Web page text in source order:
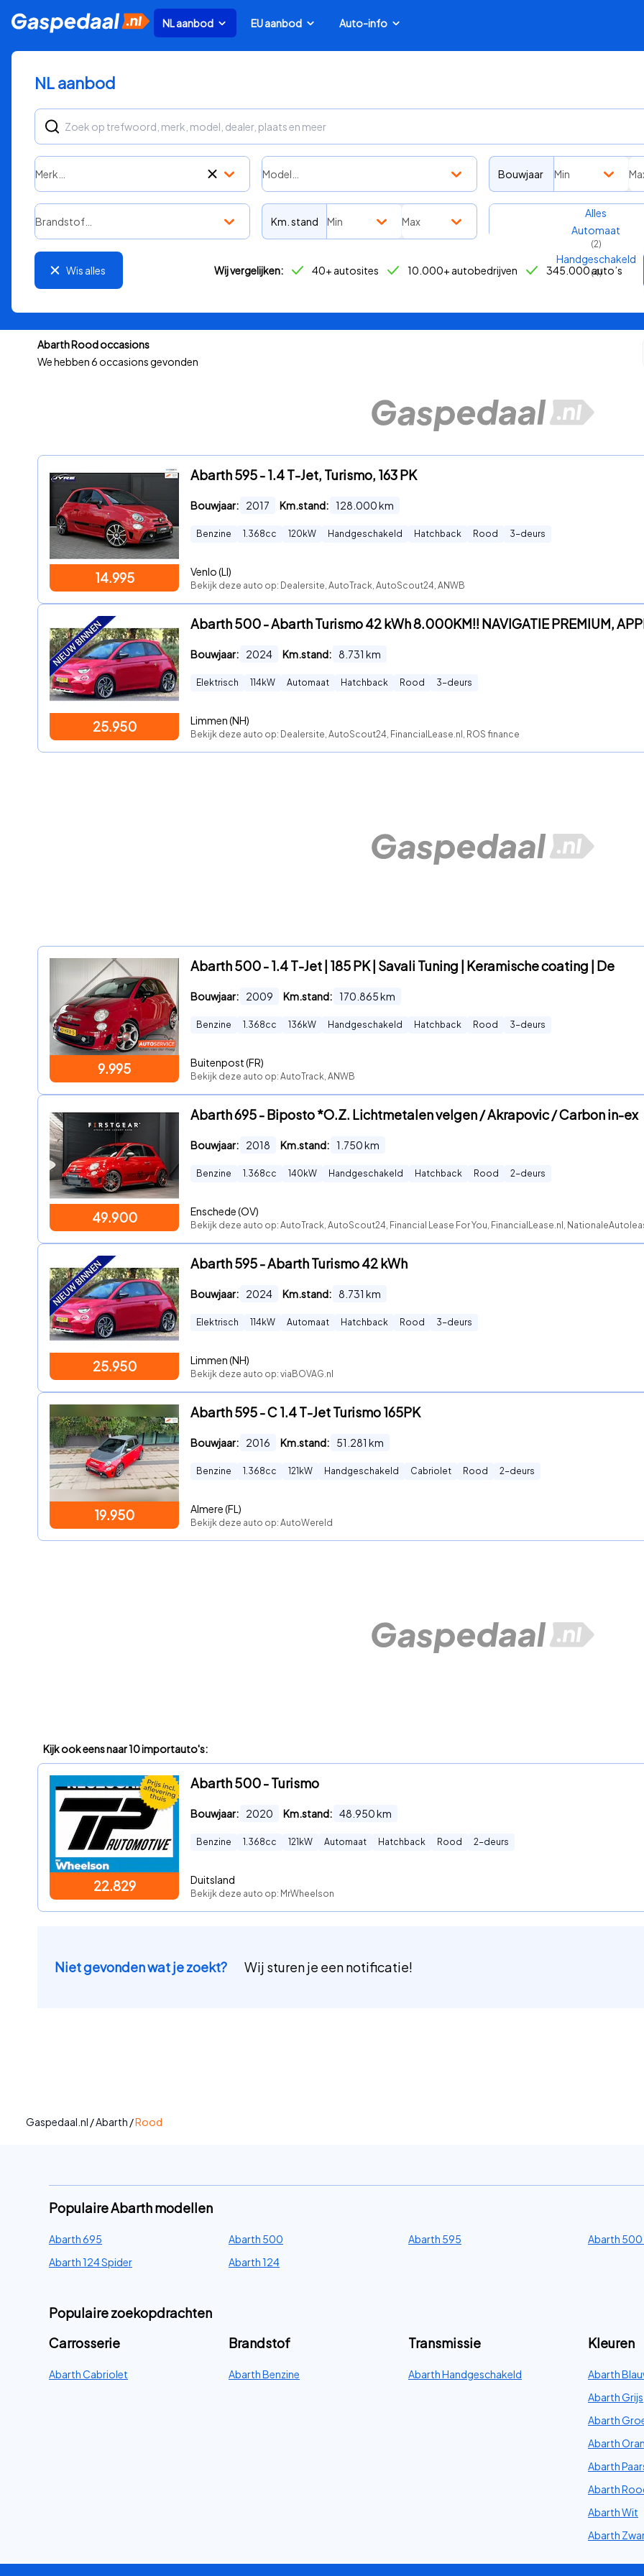
NL aanbod EU aanbod Auto-info
NL aanbod
Merk… Model… Bouwjaar Min
Brandstof… Km. stand Min Max
Transmissie
Alles
Automaat
(2)
Handgeschakeld
(4)
Wis alles Wij vergelijken: 40+ autosites 10.000+ autobedrijven 345.000 auto’s
Abarth Rood occasions
We hebben6 occasions gevonden
14.995
Abarth 595 - 1.4 T-Jet, Turismo, 163 PK
Bouwjaar: 2017 Km.stand: 128.000km
Benzine 1.368cc 120 kW Handgeschakeld Hatchback Rood 3-deurs
Venlo (LI)
Bekijk deze auto op: Dealersite, AutoTrack, AutoScout24, ANWB
25.950
Abarth 500 - Abarth Turismo 42 kWh 8.000KM!! NAVIGATIE PREMIUM,
Bouwjaar: 2024 Km.stand: 8.731 km
Elektrisch 114 kW Automaat Hatchback Rood 3-deurs
Limmen (NH)
Bekijk deze auto op: Dealersite, AutoScout24, FinancialLease.nl, ROS finance
9.995
Abarth 500 - 1.4 T-Jet | 185 PK | Savali Tuning | Keramische coating | De
Bouwjaar: 2009 Km.stand: 170.865km
Benzine 1.368cc 136 kW Handgeschakeld Hatchback Rood 3-deurs
Buitenpost (FR)
Bekijk deze auto op: AutoTrack, ANWB
49.900
Abarth 695 - Biposto *O.Z. Lichtmetalen velgen / Akrapovic / Carbon in-ex
Bouwjaar: 2018 Km.stand: 1.750km
Benzine 1.368cc 140 kW Handgeschakeld Hatchback Rood 2-deurs
Enschede (OV)
Bekijk deze auto op: AutoTrack, AutoScout24, Financial Lease For You, FinancialLease.nl,
25.950
Abarth 595 - Abarth Turismo 42 kWh
Bouwjaar: 2024 Km.stand: 8.731 km
Elektrisch 114 kW Automaat Hatchback Rood 3-deurs
Limmen (NH)
Bekijk deze auto op: viaBOVAG.nl
19.950
Abarth 595 - C 1.4 T-Jet Turismo 165PK
Bouwjaar: 2016 Km.stand: 51.281 km
Benzine 1.368cc 121 kW Handgeschakeld Cabriolet Rood 2-deurs
Almere (FL)
Bekijk deze auto op: AutoWereld
Kijk ook eens naar 10 importauto's:
22.829
Abarth 500 - Turismo
Bouwjaar: 2020 Km.stand: 48.950km
Benzine 1.368cc 121 kW Automaat Hatchback Rood 2-deurs
Duitsland
Bekijk deze auto op: MrWheelson
Niet gevonden wat je zoekt? Wij sturen je een notificatie!
Gaspedaal.nl /Abarth /Rood
Populaire Abarth modellen
Abarth 695 Abarth 500 Abarth 595
Abarth 500
Abarth 124 Spider
Abarth 124
Populaire zoekopdrachten
Carrosserie
Abarth Cabriolet
Brandstof
Abarth Benzine
Transmissie
Abarth Handgeschakeld
Kleuren
Abarth
Abarth Grijs
Abarth
Abarth
Abarth
Abarth
Abarth Wit
Abarth